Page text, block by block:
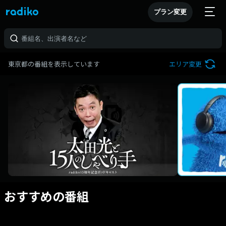
プラン変更
東京都の番組を表示しています エリア変更
おすすめの番組